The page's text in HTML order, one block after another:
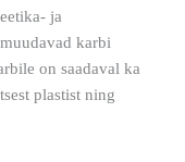
ja
karbi
on saadaval ka
plastist ning